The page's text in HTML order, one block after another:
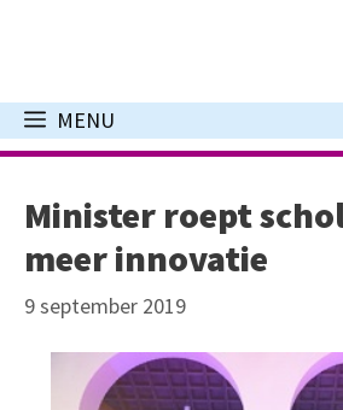
inhoud
MENU
Minister roept
meer innovatie
9 september 2019